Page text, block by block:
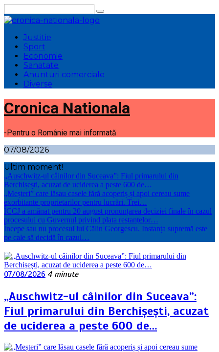
la
conținut
Justitie
Sport
Economie
Sanatate
Anunturi comerciale
Diverse
Cronica Nationala
-Pentru o Românie mai informată
07/08/2026
Ultim moment!
„Auschwitz-ul câinilor din Suceava”: Fiul primarului din
Berchișești, acuzat de uciderea a peste 600 de…
„Meșteri” care lăsau casele fără acoperiș și apoi cereau sume
exorbitante proprietarilor pentru lucrări. Trei…
ÎCCJ a amânat pentru 20 august pronunțarea deciziei finale în cazul
procesului cu Guvernul privind plata restanțelor…
Începe sau nu procesul lui Călin Georgescu. Instanța supremă este
pe cale să decidă în cazul…
07/08/2026 4 minute
„Auschwitz-ul câinilor din Suceava”:
Fiul primarului din Berchișești, acuzat
de uciderea a peste 600 de…